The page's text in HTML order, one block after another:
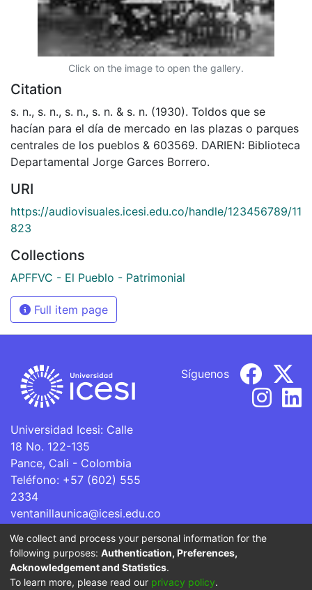
Click on the image to open the gallery.
Citation
s. n., s. n., s. n., s. n. & s. n. (1930). Toldos que se
hacían para el día de mercado en las plazas o parques
centrales de los pueblos & 603569. DARIEN: Biblioteca
Departamental Jorge Garces Borrero.
URI
https://audiovisuales.icesi.edu.co/handle/123456789/11
823
Collections
APFFVC - El Pueblo - Patrimonial
Full item page
Universidad Icesi: Calle
18 No. 122-135
Pance, Cali - Colombia
Teléfono: +57 (602) 555
2334
ventanillaunica@icesi.edu.co
Síguenos
La Universidad Icesi es una Institución de Educación
Superior que se encuentra sujeta a inspección y vigilancia
por parte del Ministerio de Educación Nacional.
We collect and process your personal information for the
following purposes: Authentication, Preferences,
Acknowledgement and Statistics.
To learn more, please read our privacy policy.